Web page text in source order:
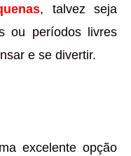
, talvez seja
ou períodos livres
e se divertir.
excelente opção